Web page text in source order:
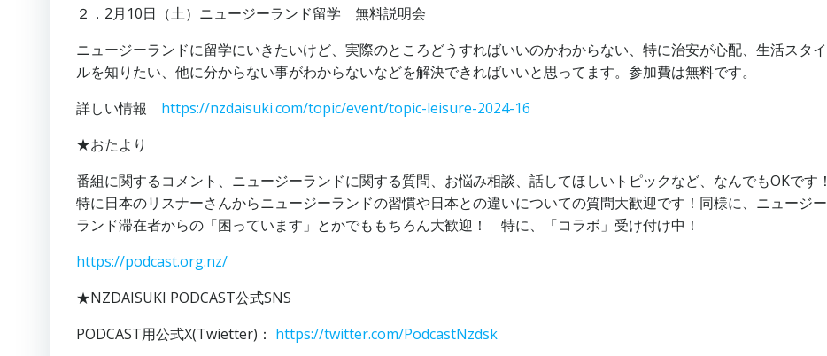
２．2月10日（土）ニュージーランド留学 無料説明会
ニュージーランドに留学にいきたいけど、実際のところどうすればいいのかわからない、特に治安が心配、生活スタイ
ルを知りたい、他に分からない事がわからないなどを解決できればいいと思ってます。参加費は無料です。
詳しい情報 https://nzdaisuki.com/topic/event/topic-leisure-2024-16
★おたより
番組に関するコメント、ニュージーランドに関する質問、お悩み相談、話してほしいトピックなど、なんでもOKです！
特に日本のリスナーさんからニュージーランドの習慣や日本との違いについての質問大歓迎です！同様に、ニュージー
ランド滞在者からの「困っています」とかでももちろん大歓迎！ 特に、「コラボ」受け付け中！
https://podcast.org.nz/
★NZDAISUKI PODCAST公式SNS
PODCAST用公式X(Twietter)： https://twitter.com/PodcastNzdsk